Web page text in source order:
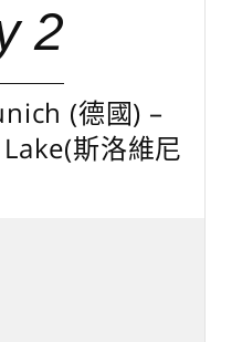
2
(德國) –
斯洛維尼